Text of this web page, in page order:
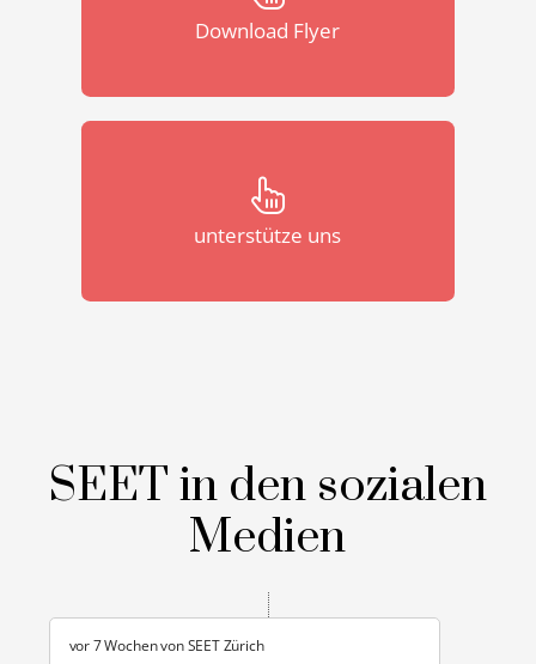
Download Flyer
unterstütze uns
SEET in den sozialen
Medien
vor 7 Wochen vonSEET Zürich